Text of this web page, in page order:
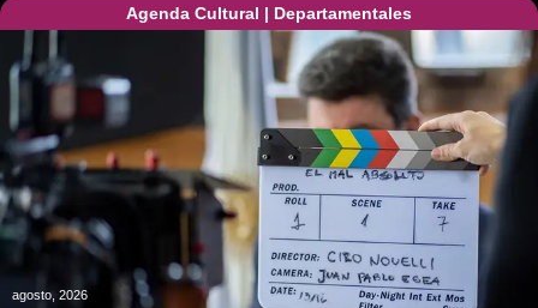
Agenda Cultural | Departamentales
agosto, 2026